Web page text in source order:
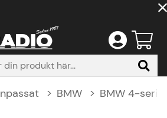
BMW BMW 4-serie